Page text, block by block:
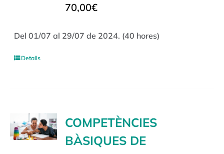
70,00€
Del 01/07 al 29/07 de 2024. (40 hores)
Detalls
COMPETÈNCIES
BÀSIQUES DE